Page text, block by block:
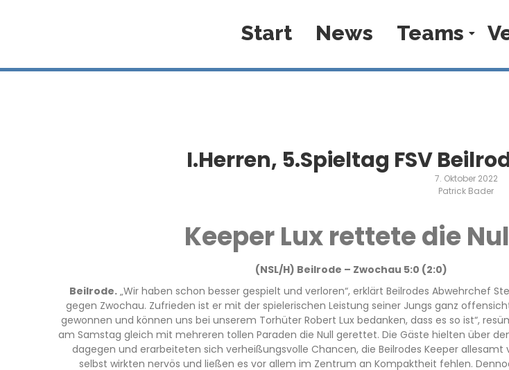
Start News Teams
I.Herren, 5.Spieltag FSV
7. Oktober 2022
Patrick Bader
Keeper Lux rettete die
(NSL/H) Beilrode – Zwochau 5:0 (2:0)
Beilrode.„Wir haben schon besser gespielt und verloren“, erklärt Beilrodes Abwehrchef
gegen Zwochau. Zufrieden ist er mit der spielerischen Leistung seiner Jungs ganz
gewonnen und können uns bei unserem Torhüter Robert Lux bedanken, dass es so ist“,
am Samstag gleich mit mehreren tollen Paraden die Null gerettet. Die Gäste hielten über
dagegen und erarbeiteten sich verheißungsvolle Chancen, die Beilrodes Keeper allesamt
selbst wirkten nervös und ließen es vor allem im Zentrum an Kompaktheit fehlen.